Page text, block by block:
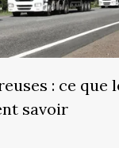
: ce que
savoir